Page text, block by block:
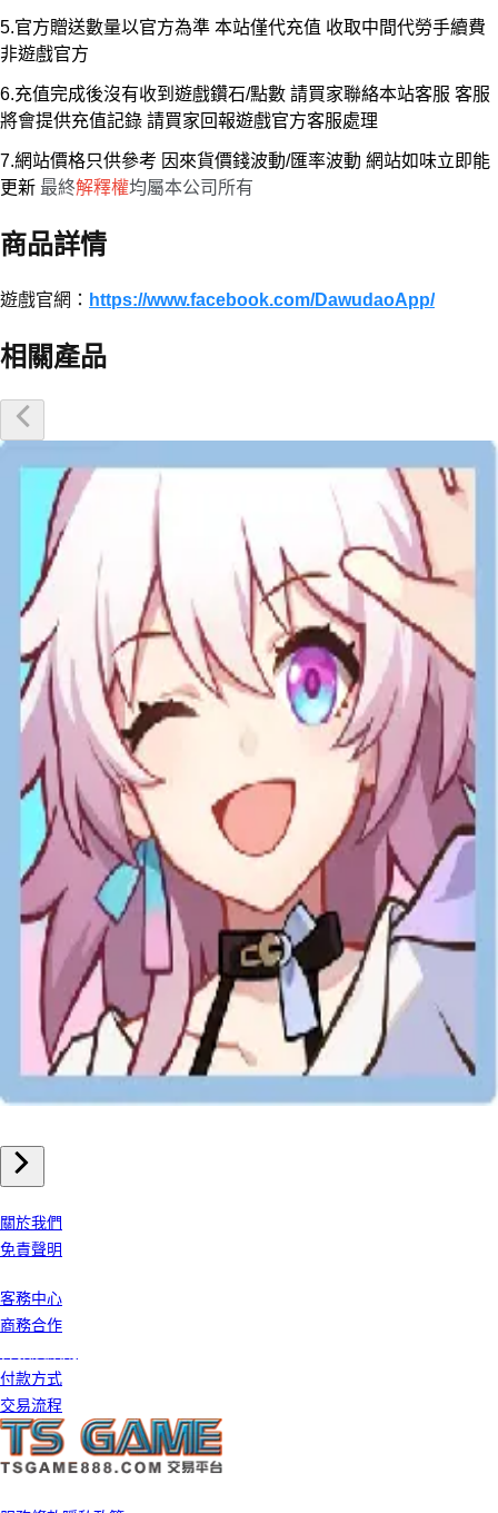
5.官方贈送數量以官方為準 本站僅代充值 收取中間代勞手續費
非遊戲官方
6.充值完成後沒有收到遊戲鑽石/點數 請買家聯絡本站客服 客服
將會提供充值記錄 請買家回報遊戲官方客服處理
7.網站價格只供參考 因來貨價錢波動/匯率波動 網站如味立即能
更新 最終解釋權均屬本公司所有
商品詳情
遊戲官網： https://www.facebook.com/DawudaoApp/
相關產品
手機遊戲
崩壞星穹鐵道 儲值
關於我們
免責聲明
客務中心
商務合作
付款方式
交易流程